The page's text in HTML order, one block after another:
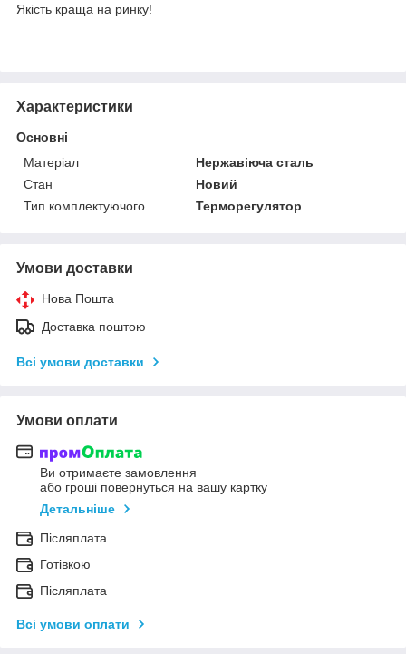
Якість краща на ринку!
Характеристики
Основні
Матеріал
Нержавіюча сталь
Стан
Новий
Тип комплектуючого
Терморегулятор
Умови доставки
Нова Пошта
Доставка поштою
Всі умови доставки
Умови оплати
Ви отримаєте замовлення
або гроші повернуться на вашу картку
Детальніше
Післяплата
Готівкою
Післяплата
Всі умови оплати